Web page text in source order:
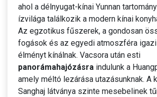
ahol a délnyugat-kínai Yunnan
ízvilága találkozik a modern kínai
Az egzotikus fűszerek, a gondosan
fogások és az egyedi atmoszféra
élményt kínálnak. Vacsora után esti
panorámahajózásra indulunk a
amely méltó lezárása utazásunknak. A
Sanghaj látványa szinte mesebelinek